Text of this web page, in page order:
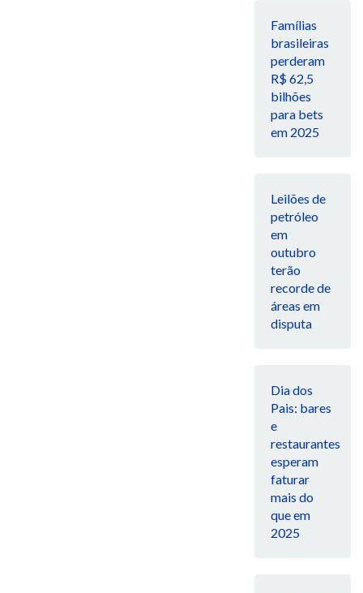
Famílias
brasileiras
perderam
R$ 62,5
bilhões
para bets
em 2025
Leilões de
petróleo
em
outubro
terão
recorde de
áreas em
disputa
Dia dos
Pais: bares
e
restaurantes
esperam
faturar
mais do
que em
2025